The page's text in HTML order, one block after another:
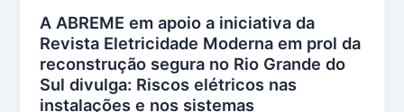
A ABREME em apoio a iniciativa da
Revista Eletricidade Moderna em prol da
reconstrução segura no Rio Grande do
Sul divulga: Riscos elétricos nas
instalações e nos sistemas